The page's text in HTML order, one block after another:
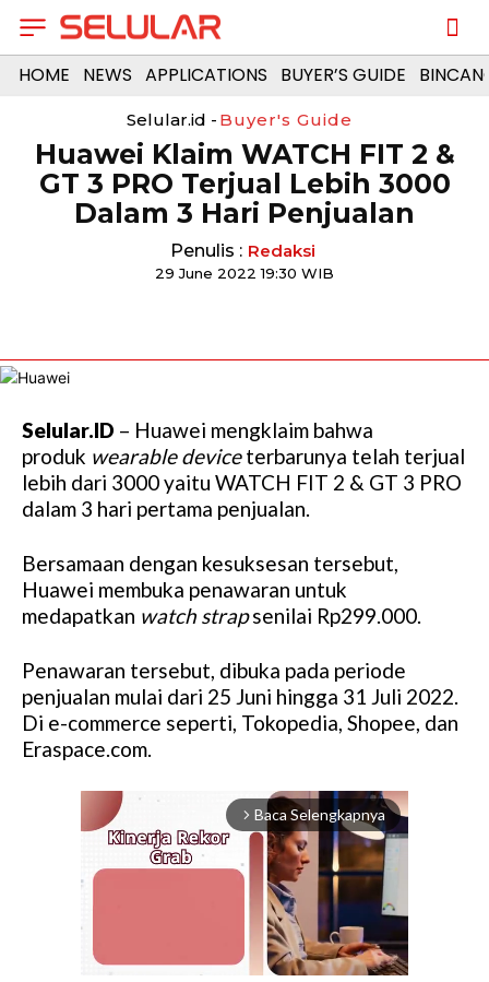
HOME NEWS APPLICATIONS BUYER’S GUIDE
Selular.id - Buyer's Guide
Huawei Klaim WATCH FIT 2 &
GT 3 PRO Terjual Lebih 3000
Dalam 3 Hari Penjualan
Penulis : Redaksi
29 June 2022 19:30 WIB
Selular.ID – Huawei mengklaim bahwa
produk wearabledeviceterbarunya telah terjual
lebih dari 3000 yaitu WATCH FIT 2 & GT 3 PRO
dalam 3 hari pertama penjualan.
Bersamaan dengan kesuksesan tersebut,
Huawei membuka penawaran untuk
medapatkan watch strapsenilai Rp299.000.
Penawaran tersebut, dibuka pada periode
penjualan mulai dari 25 Juni hingga 31 Juli 2022.
Di e-commerce seperti, Tokopedia, Shopee, dan
Eraspace.com.
arrow_forward_ios Baca Selengkapnya